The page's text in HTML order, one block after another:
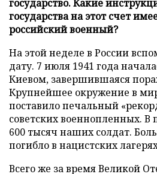
государство. Какие
государства на этот счет
российский военный?
На этой неделе в России
дату. 7 июля 1941 года
Киевом, завершившаяся
Крупнейшее окружение в
поставило печальный
советских военнопленных.
600 тысяч наших солдат.
погибло в нацистских
Всего же за время Великой